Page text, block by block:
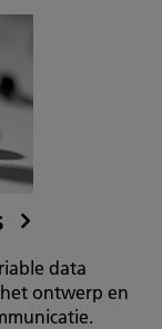
data
ontwerp en